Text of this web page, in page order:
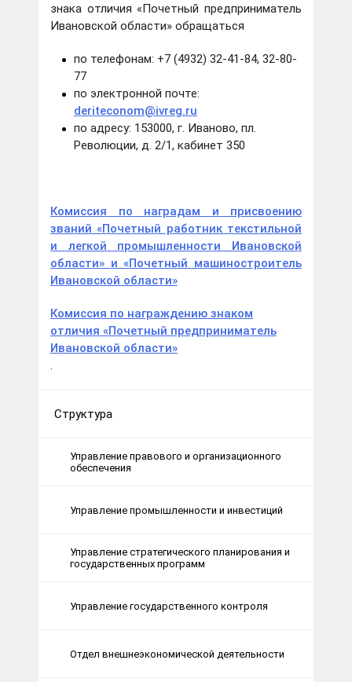
знака отличия «Почетный предприниматель
Ивановской области» обращаться
по телефонам: +7 (4932) 32-41-84, 32-80-
77
по электронной почте:
deriteconom@ivreg.ru
по адресу: 153000, г. Иваново, пл.
Революции, д. 2/1, кабинет 350
Комиссия по наградам и присвоению
званий «Почетный работник текстильной
и легкой промышленности Ивановской
области» и «Почетный машиностроитель
Ивановской области»
Комиссия по награждению знаком
отличия «Почетный предприниматель
Ивановской области»
.
Структура
Управление правового и организационного
обеспечения
Управление промышленности и инвестиций
Управление стратегического планирования и
государственных программ
Управление государственного контроля
Отдел внешнеэкономической деятельности